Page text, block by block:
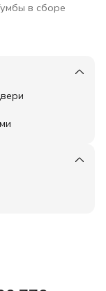
в сборе